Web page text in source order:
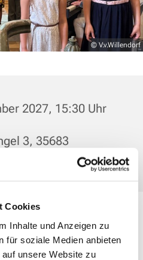
Cookies
Inhalte und Anzeigen zu
für soziale Medien anbieten
unsere Website zu
© V.v.Willendorf
2027, 15:30 Uhr
3, 35683
bei uns mit! Wer dabei sein
ausprobieren möchte, kann